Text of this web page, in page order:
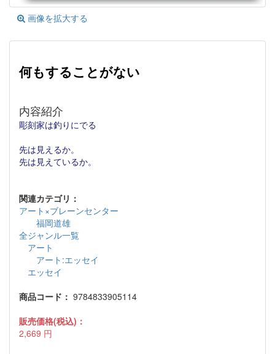
画像を拡大する
何もすることがない
内容紹介
彫刻家は釣りにでる
先は見えるか。
先は見えているか。
関連カテゴリ：
アート×ブレーンセンター
福岡道雄
全ジャンル一覧
アート
アート:エッセイ
エッセイ
商品コード： 9784833905114
販売価格(税込)：
2,669 円